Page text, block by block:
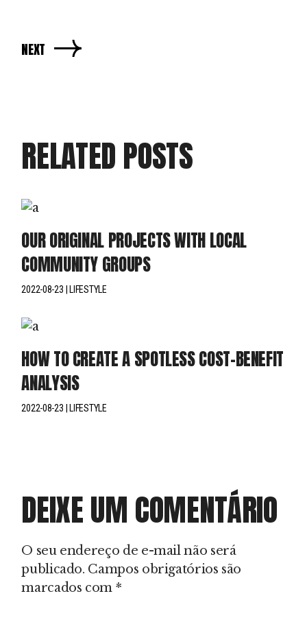
NEXT
RELATED POSTS
OUR ORIGINAL PROJECTS WITH LOCAL
COMMUNITY GROUPS
2022-08-23 LIFESTYLE
HOW TO CREATE A SPOTLESS COST-BENEFIT
ANALYSIS
2022-08-23 LIFESTYLE
DEIXE UM COMENTÁRIO
O seu endereço de e-mail não será
publicado. Campos obrigatórios são
marcados com *